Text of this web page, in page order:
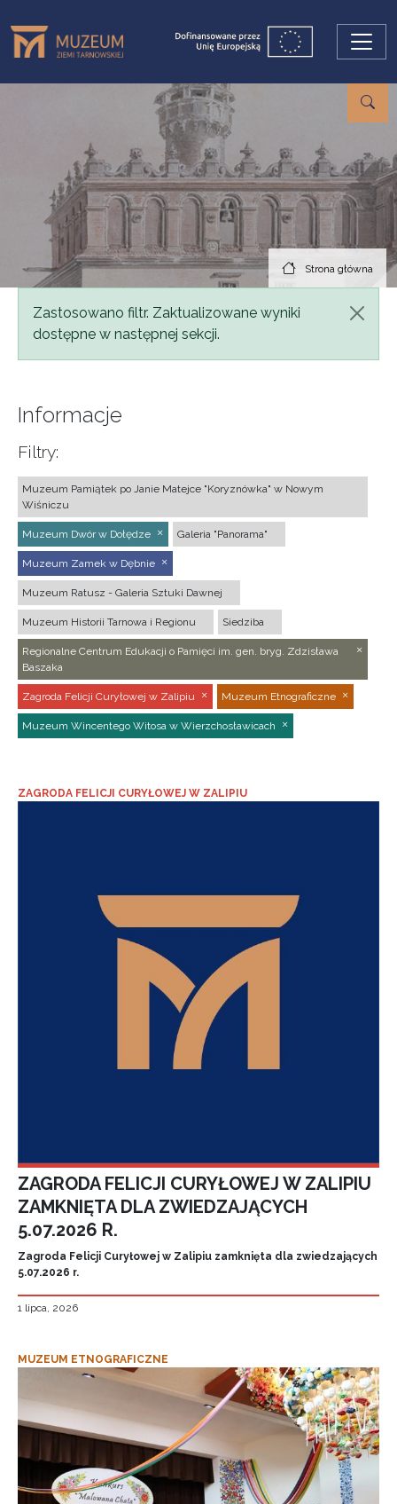
Strona główna
Komunikat
Zastosowano filtr. Zaktualizowane wyniki
dostępne w następnej sekcji.
Informacje
Filtry:
Muzeum Pamiątek po Janie Matejce "Koryznówka" w Nowym
Wiśniczu
Muzeum Dwór w Dołędze Galeria "Panorama"
Muzeum Zamek w Dębnie
Muzeum Ratusz - Galeria Sztuki Dawnej
Muzeum Historii Tarnowa i Regionu Siedziba
Regionalne Centrum Edukacji o Pamięci im. gen. bryg. Zdzisława
Baszaka
Zagroda Felicji Curyłowej w Zalipiu Muzeum Etnograficzne
Muzeum Wincentego Witosa w Wierzchosławicach
ZAGRODA FELICJI CURYŁOWEJ W ZALIPIU
ZAGRODA FELICJI CURYŁOWEJ W ZALIPIU
ZAMKNIĘTA DLA ZWIEDZAJĄCYCH
5.07.2026 R.
Zagroda Felicji Curyłowej w Zalipiu zamknięta dla zwiedzających
5.07.2026 r.
1 lipca, 2026
MUZEUM ETNOGRAFICZNE